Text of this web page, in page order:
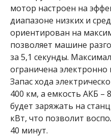
мотор настроен на
диапазоне низких и
ориентирован на
позволяет машине
за 5,1 секунды.
ограничена
Запас хода
400 км, а емкость АКБ –
будет заряжать на
кВт, что позволит
40 минут.